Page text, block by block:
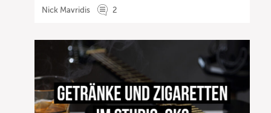
Nick Mavridis 2